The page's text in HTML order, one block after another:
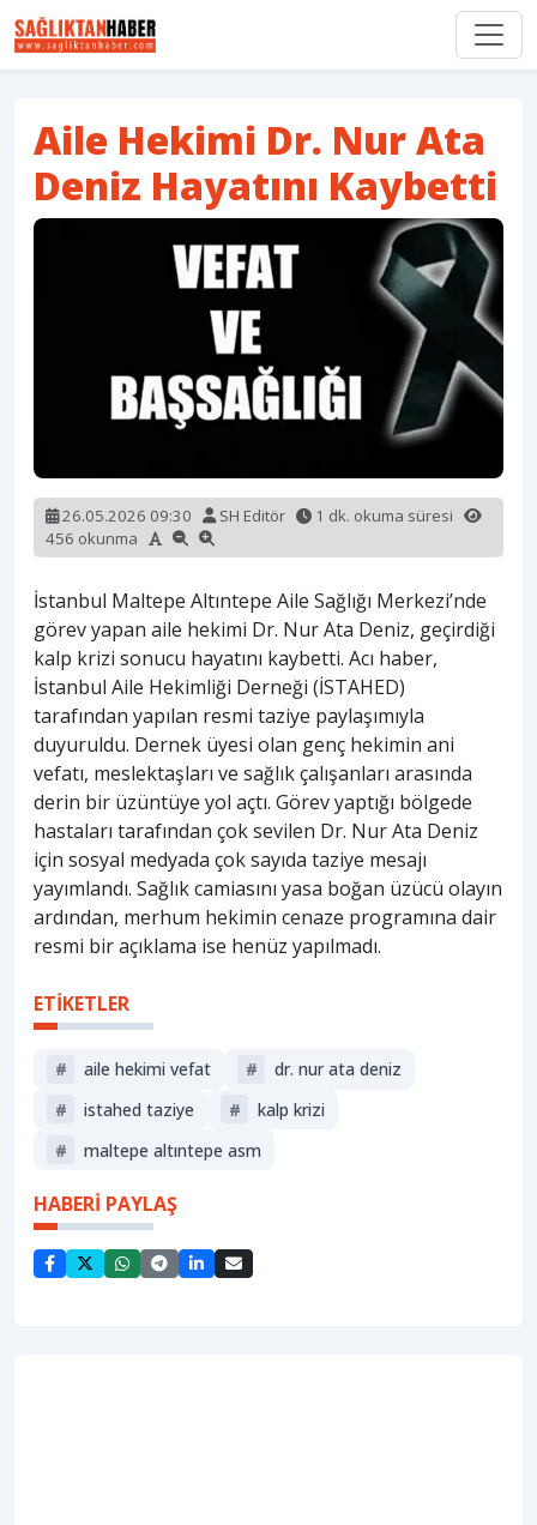
Aile Hekimi Dr. Nur Ata
Deniz Hayatını Kaybetti
26.05.2026 09:30 SH Editör
1 dk. okuma süresi
456 okunma
İstanbul Maltepe Altıntepe Aile Sağlığı Merkezi’nde
görev yapan aile hekimi Dr. Nur Ata Deniz, geçirdiği
kalp krizi sonucu hayatını kaybetti. Acı haber,
İstanbul Aile Hekimliği Derneği (İSTAHED)
tarafından yapılan resmi taziye paylaşımıyla
duyuruldu. Dernek üyesi olan genç hekimin ani
vefatı, meslektaşları ve sağlık çalışanları arasında
derin bir üzüntüye yol açtı. Görev yaptığı bölgede
hastaları tarafından çok sevilen Dr. Nur Ata Deniz
için sosyal medyada çok sayıda taziye mesajı
yayımlandı. Sağlık camiasını yasa boğan üzücü olayın
ardından, merhum hekimin cenaze programına dair
resmi bir açıklama ise henüz yapılmadı.
ETİKETLER
# aile hekimi vefat #
dr. nur ata deniz
#
i̇stahed taziye #
kalp krizi
#
maltepe altıntepe asm
HABERİ PAYLAŞ